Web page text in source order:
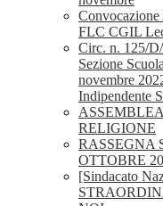
Convocazione
FLC CGIL
Circ. n. 125/
Sezione
novembre
Indipendente
RELIGIONE
RASSEGNA
OTTOBRE
[Sindacato